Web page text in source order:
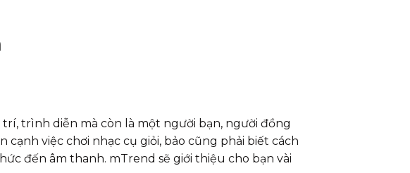
trình diễn mà còn là một người bạn, người đồng
việc chơi nhạc cụ giỏi, bảo cũng phải biết cách
đến âm thanh. mTrend sẽ giới thiệu cho bạn vài